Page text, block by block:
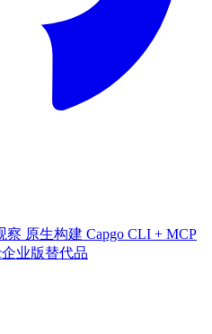
察 原生构建 Capgo CLI + MCP
业版替代品